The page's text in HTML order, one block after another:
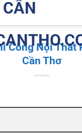
Công Nội Thất
Cần Thơ